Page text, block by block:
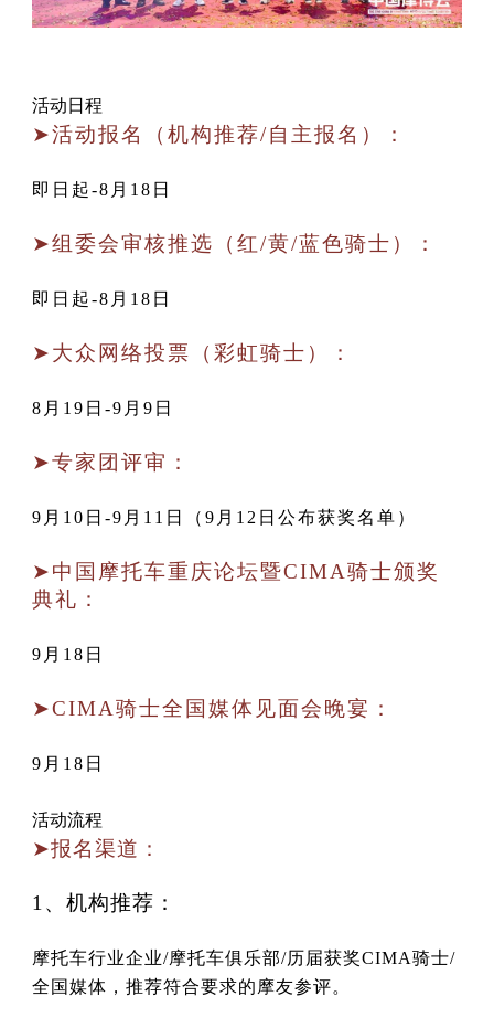
活动日程
➤活动报名（机构推荐/自主报名）：
即日起-8月18日
➤组委会审核推选（红/黄/蓝色骑士）：
即日起-8月18日
➤大众网络投票（彩虹骑士）：
8月19日-9月9日
➤专家团评审：
9月10日-9月11日（9月12日公布获奖名单）
➤中国摩托车重庆论坛暨CIMA骑士颁奖
典礼：
9月18日
➤CIMA骑士全国媒体见面会晚宴：
9月18日
活动流程
➤报名渠道：
1、机构推荐：
摩托车行业企业/摩托车俱乐部/历届获奖CIMA骑士/
全国媒体，推荐符合要求的摩友参评。